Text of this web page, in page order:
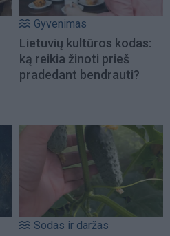
Gyvenimas
Lietuvių kultūros kodas:
ką reikia žinoti prieš
pradedant bendrauti?
Sodas ir daržas